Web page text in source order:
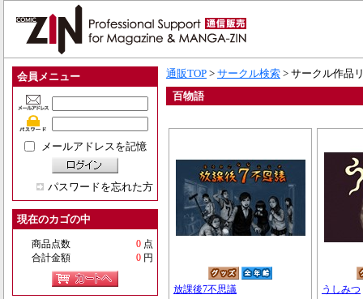
会員メニュー
メールアドレスを記憶
パスワードを忘れた方
現在のカゴの中
商品点数 0 点
合計金額
0 円
通販TOP > サークル検索 > サークル作品
百物語
放課後7不思議
うしみつ